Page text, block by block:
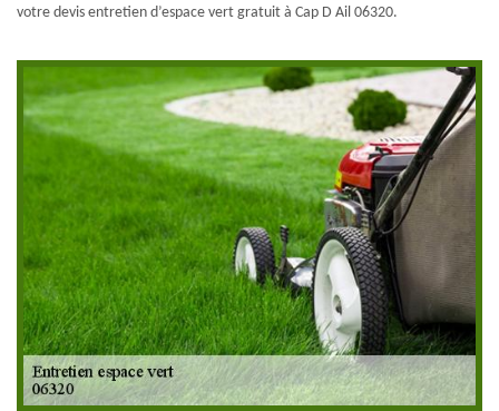
votre devis entretien d’espace vert gratuit à Cap D Ail 06320.